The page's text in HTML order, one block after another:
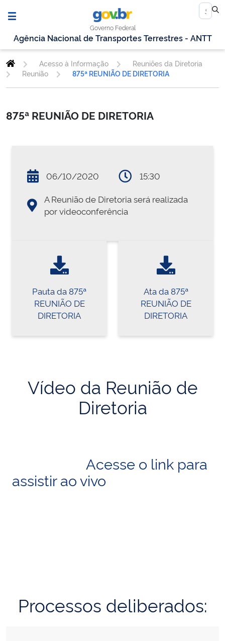
Governo Federal
Agência Nacional de Transportes Terrestres - ANTT
Acesso à Informação
Reuniões da Diretoria
Reunião
875ª REUNIÃO DE DIRETORIA
875ª REUNIÃO DE DIRETORIA
06/10/2020
15:30
A Reunião de Diretoria será realizada
por videoconferência
Pauta da 875ª
REUNIÃO DE
DIRETORIA
Ata da 875ª
REUNIÃO DE
DIRETORIA
Vídeo da Reunião de
Diretoria
Acesse o link para
assistir ao vivo
Processos deliberados: